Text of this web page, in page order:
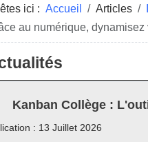
ici : Accueil Articles
au numérique,
Kanban Collège :
: 13 Juillet 2026